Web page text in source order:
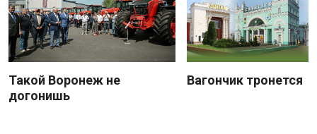
Такой Воронеж не
догонишь
Вагончик тронется